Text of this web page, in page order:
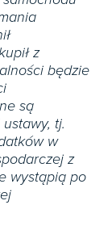
z
będzie
są
tj.
w
z
wystąpią po